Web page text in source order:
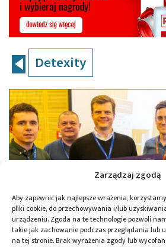
Zarządzaj zgodą
Aby zapewnić jak najlepsze wrażenia,
pliki cookie, do przechowywania i/lub
urządzeniu. Zgoda na te technologie pozwoli
takie jak zachowanie podczas przeglądania lub
na tej stronie. Brak wyrażenia zgody lub
Detexity